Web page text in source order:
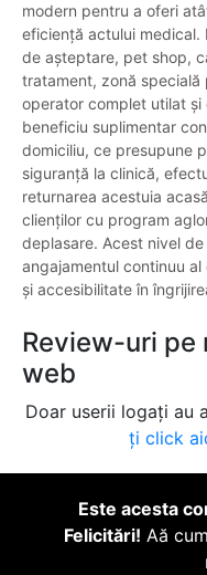
modern pentru a oferi
eficiență actului medical.
de așteptare, pet shop,
tratament, zonă specială
operator complet utilat și
beneficiu suplimentar
domiciliu, ce presupune
siguranță la clinică,
returnarea acestuia
clienților cu program
deplasare. Acest nivel
angajamentul continuu
și accesibilitate în
Review-uri pe
web
Doar userii logați au
ți click
Este acesta
Felicitări! Aă